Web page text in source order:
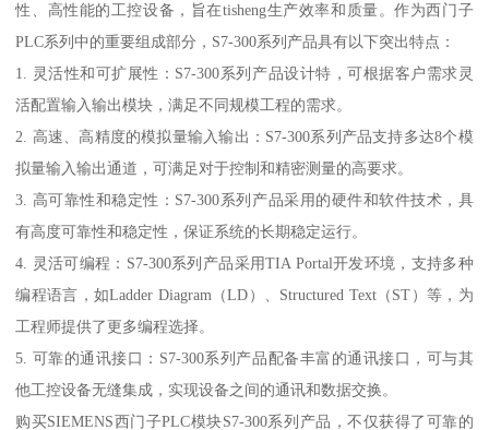
性、高性能的工控设备，旨在tisheng生产效率和质量。作为西门子
PLC系列中的重要组成部分，S7-300系列产品具有以下突出特点：
1. 灵活性和可扩展性：S7-300系列产品设计特，可根据客户需求灵
活配置输入输出模块，满足不同规模工程的需求。
2. 高速、高精度的模拟量输入输出：S7-300系列产品支持多达8个模
拟量输入输出通道，可满足对于控制和精密测量的高要求。
3. 高可靠性和稳定性：S7-300系列产品采用的硬件和软件技术，具
有高度可靠性和稳定性，保证系统的长期稳定运行。
4. 灵活可编程：S7-300系列产品采用TIA Portal开发环境，支持多种
编程语言，如Ladder Diagram（LD）、Structured Text（ST）等，为
工程师提供了更多编程选择。
5. 可靠的通讯接口：S7-300系列产品配备丰富的通讯接口，可与其
他工控设备无缝集成，实现设备之间的通讯和数据交换。
购买SIEMENS西门子PLC模块S7-300系列产品，不仅获得了可靠的